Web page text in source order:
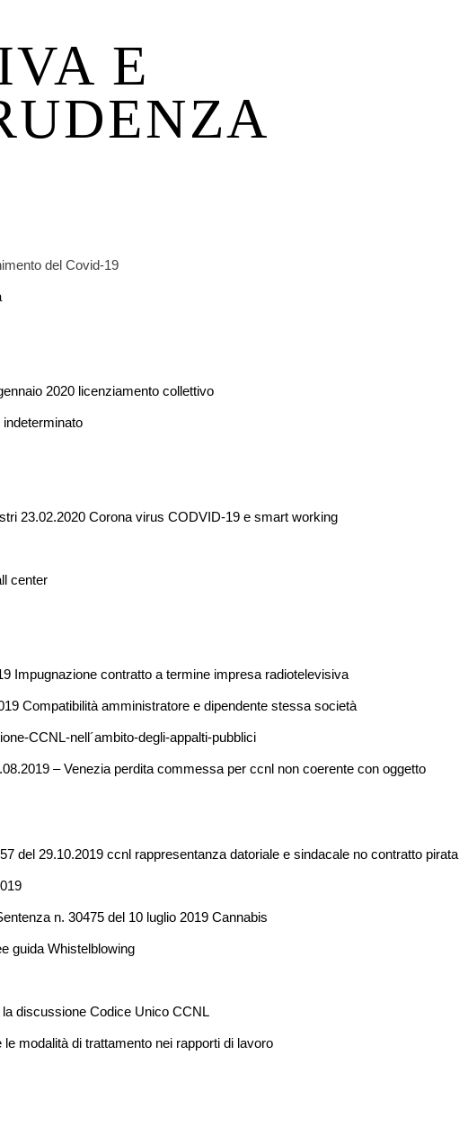
E
del Covid-19
2020 licenziamento collettivo
23.02.2020 Corona virus CODVID-19 e smart working
center
Impugnazione contratto a termine impresa radiotelevisiva
Compatibilità amministratore e dipendente stessa società
CCNL-nell´ambito-degli-appalti-pubblici
– Venezia perdita commessa per ccnl non coerente con oggetto
del 29.10.2019 ccnl rappresentanza datoriale e sindacale no contratto pirata
n. 30475 del 10 luglio 2019 Cannabis
guida Whistelblowing
discussione Codice Unico CCNL
modalità di trattamento nei rapporti di lavoro